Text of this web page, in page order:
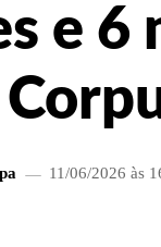
e 6
11/06/2026 às